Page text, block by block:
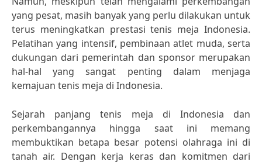
yang pesat, masih banyak yang perlu dilakukan untuk
terus meningkatkan prestasi tenis meja Indonesia.
Pelatihan yang intensif, pembinaan atlet muda, serta
dukungan dari pemerintah dan sponsor merupakan
hal-hal yang sangat penting dalam menjaga
kemajuan tenis meja di Indonesia.
Sejarah panjang tenis meja di Indonesia dan
perkembangannya hingga saat ini memang
membuktikan betapa besar potensi olahraga ini di
tanah air. Dengan kerja keras dan komitmen dari